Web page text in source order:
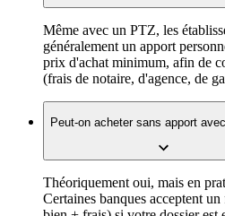
Même avec un PTZ, les
généralement un apport
prix d'achat minimum, afin de
(frais de notaire, d'agence, de
Peut-on acheter sans apport
Théoriquement oui, mais en
Certaines banques acceptent